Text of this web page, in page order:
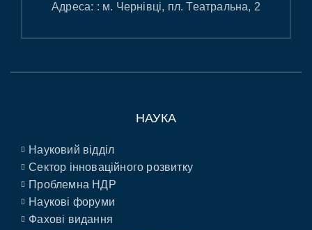
Адреса: : м. Чернівці, пл. Театральна, 2
НАУКА
Науковий відділ
Сектор інноваційного розвитку
Проблемна НДР
Наукові форуми
Фахові видання